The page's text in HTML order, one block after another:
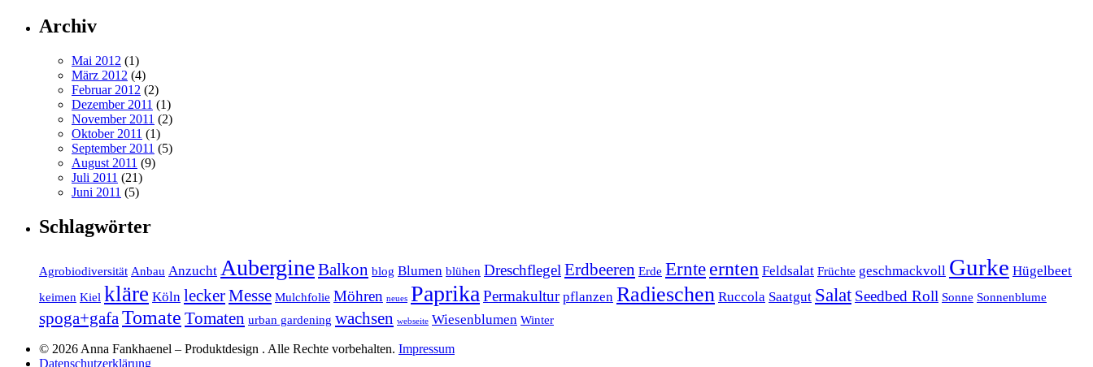
Archiv
Mai 2012 (1)
März 2012 (4)
Februar 2012 (2)
Dezember 2011 (1)
November 2011 (2)
Oktober 2011 (1)
September 2011 (5)
August 2011 (9)
Juli 2011 (21)
Juni 2011 (5)
Schlagwörter
Agrobiodiversität Anbau Anzucht AubergineBalkon blog Blumen blühen Dreschflegel Erdbeeren Erde Ernte ernten Feldsalat Früchte geschmackvoll Gurke Hügelbeet
keimen Kiel kläre Köln leckerMesse Mulchfolie Möhren neues Paprika Permakultur pflanzen Radieschen Ruccola Saatgut Salat Seedbed Roll Sonne Sonnenblume
spoga+gafaTomate Tomaten urban gardening wachsen webseite Wiesenblumen Winter
© 2026 Anna Fankhaenel – Produktdesign . Alle Rechte vorbehalten. Impressum
Datenschutzerklärung